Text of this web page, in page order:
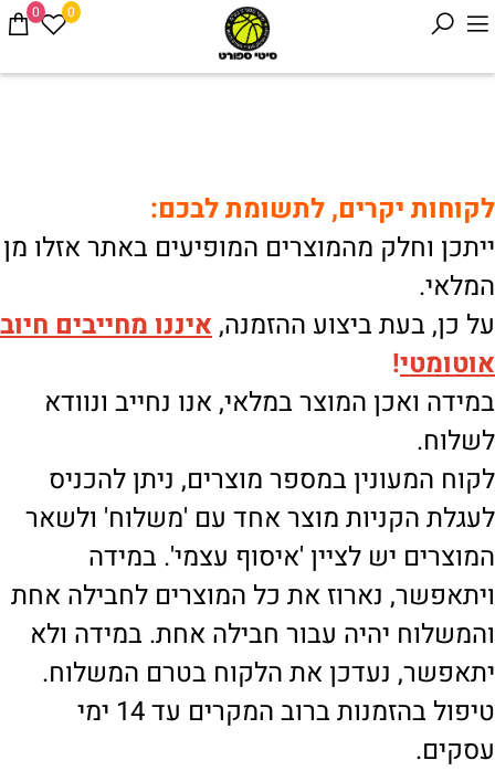
0 0
לקוחות יקרים, לתשומת לבכם:
ייתכן וחלק מהמוצרים המופיעים באתר אזלו מן
המלאי.
על כן, בעת ביצוע ההזמנה, איננו מחייבים חיוב
אוטומטי!
במידה ואכן המוצר במלאי, אנו נחייב ונוודא
לשלוח.
לקוח המעונין במספר מוצרים, ניתן להכניס
לעגלת הקניות מוצר אחד עם 'משלוח' ולשאר
המוצרים יש לציין 'איסוף עצמי'. במידה
ויתאפשר, נארוז את כל המוצרים לחבילה אחת
והמשלוח יהיה עבור חבילה אחת. במידה ולא
יתאפשר, נעדכן את הלקוח בטרם המשלוח.
טיפול בהזמנות ברוב המקרים עד 14 ימי
עסקים.